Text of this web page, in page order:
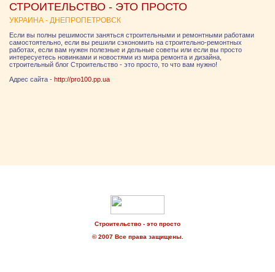
СТРОИТЕЛЬСТВО - ЭТО ПРОСТО
УКРАИНА - ДНЕПРОПЕТРОВСК
Если вы полны решимости заняться строительными и ремонтными работами
самостоятельно, если вы решили сэкономить на строительно-ремонтных
работах, если вам нужен полезные и дельные советы или если вы просто
интересуетесь новинками и новостями из мира ремонта и дизайна,
строительный блог Строительство - это просто, то что вам нужно!
Адрес сайта - http://pro100.pp.ua
Строительство - это просто
© 2007 Все права защищены.